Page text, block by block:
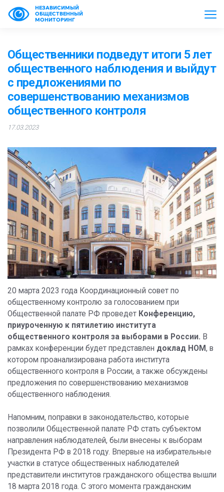
НЕЗАВИСИМЫЙ
ОБЩЕСТВЕННЫЙ
МОНИТОРИНГ
Общественники подведут итоги 5 лет
общественного наблюдения и выйдут
с предложениями по
совершенствованию механизмов
общественного контроля
17.03.2023
20 марта 2023 года Координационный совет по
общественному контролю за голосованием при
Общественной палате РФ проведет Конференцию,
приуроченную к пятилетию института
общественного контроля за выборами в России. В
рамках конференции будет представлен доклад НОМ, в
котором проанализирована работа института
общественного контроля в России, а также обсуждены
предложения по совершенствованию механизмов
общественного наблюдения.
Напомним, поправки в законодательство, которые
позволили Общественной палате РФ стать субъектом
направления наблюдателей, были внесены к выборам
Президента РФ в 2018 году. Впервые на избирательные
участки в статусе общественных наблюдателей
представители институтов гражданского общества вышли
18 марта 2018 года. С этого момента гражданским